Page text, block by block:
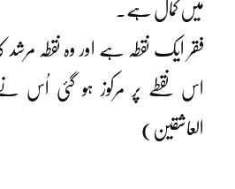
میں کمال ہے۔
فقر ایک نقطہ ہے اور وہ نقطہ
اس نقطے پر مرکوز ہو گئی اُس
العاشقین)